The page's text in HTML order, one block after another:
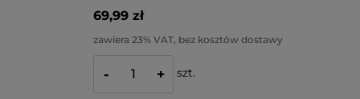
69,99 zł
zawiera 23% VAT, bez kosztów dostawy
- + szt.